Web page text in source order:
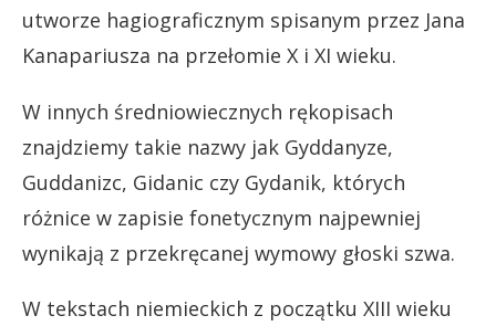
utworze hagiograficznym spisanym przez Jana
Kanapariusza na przełomie X i XI wieku.
W innych średniowiecznych rękopisach
znajdziemy takie nazwy jak Gyddanyze,
Guddanizc, Gidanic czy Gydanik, których
różnice w zapisie fonetycznym najpewniej
wynikają z przekręcanej wymowy głoski szwa.
W tekstach niemieckich z początku XIII wieku